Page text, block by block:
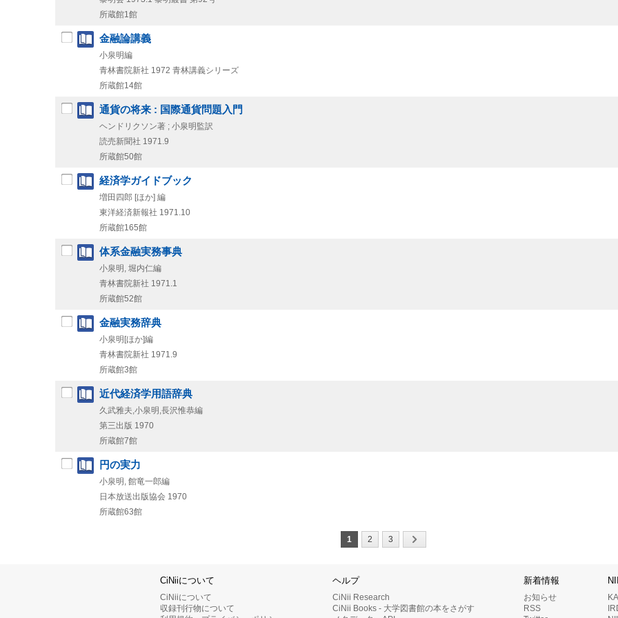
所蔵館1館
金融論講義
小泉明編
青林書院新社 1972 青林講義シリーズ
所蔵館14館
通貨の将来 : 国際通貨問題入門
ヘンドリクソン著 ; 小泉明監訳
読売新聞社 1971.9
所蔵館50館
経済学ガイドブック
増田四郎 [ほか] 編
東洋経済新報社 1971.10
所蔵館165館
体系金融実務事典
小泉明, 堀内仁編
青林書院新社 1971.1
所蔵館52館
金融実務辞典
小泉明[ほか]編
青林書院新社 1971.9
所蔵館3館
近代経済学用語辞典
久武雅夫,小泉明,長沢惟恭編
第三出版 1970
所蔵館7館
円の実力
小泉明, 館竜一郎編
日本放送出版協会 1970
所蔵館63館
1 2 3
CiNiiについて
CiNiiについて
収録刊行物について
ヘルプ
CiNii Research
CiNii Books - 大学図書館の本をさがす
新着情報
お知らせ
RSS